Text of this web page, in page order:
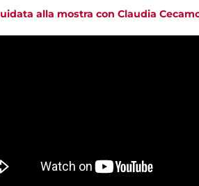
alla mostra con Claudia